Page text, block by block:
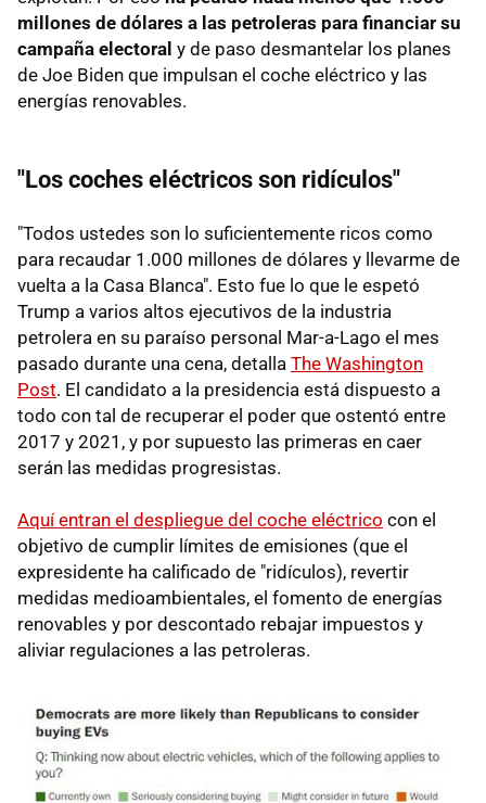
millones de dólares a las petroleras para financiar su
campaña electoral y de paso desmantelar los planes
de Joe Biden que impulsan el coche eléctrico y las
energías renovables.
"Los coches eléctricos son ridículos"
"Todos ustedes son lo suficientemente ricos como
para recaudar 1.000 millones de dólares y llevarme de
vuelta a la Casa Blanca". Esto fue lo que le espetó
Trump a varios altos ejecutivos de la industria
petrolera en su paraíso personal Mar-a-Lago el mes
pasado durante una cena, detalla The Washington
Post. El candidato a la presidencia está dispuesto a
todo con tal de recuperar el poder que ostentó entre
2017 y 2021, y por supuesto las primeras en caer
serán las medidas progresistas.
Aquí entran el despliegue del coche eléctrico con el
objetivo de cumplir límites de emisiones (que el
expresidente ha calificado de "ridículos), revertir
medidas medioambientales, el fomento de energías
renovables y por descontado rebajar impuestos y
aliviar regulaciones a las petroleras.